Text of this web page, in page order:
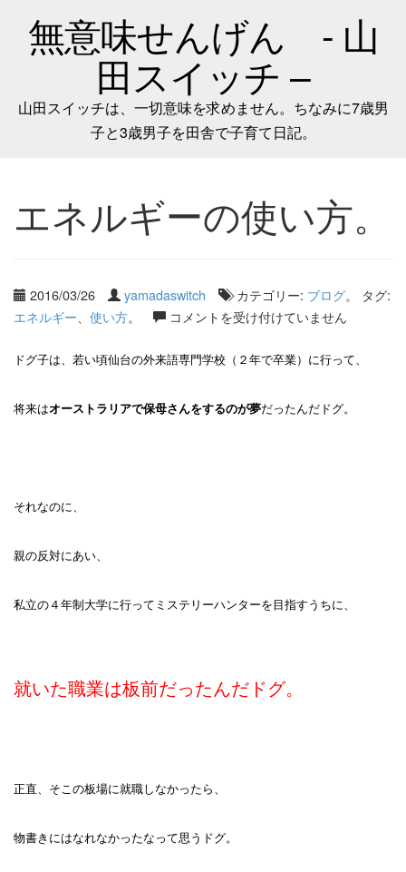
無意味せんげん - 山
田スイッチ –
山田スイッチは、一切意味を求めません。ちなみに7歳男
子と3歳男子を田舎で子育て日記。
エネルギーの使い方。
2016/03/26 yamadaswitch カテゴリー: ブログ。 タグ:
エネルギー
使い方。 コメントを受け付けていません
ドグ子は、若い頃仙台の外来語専門学校（２年で卒業）に行って、
将来はオーストラリアで保母さんをするのが夢だったんだドグ。
それなのに、
親の反対にあい、
私立の４年制大学に行ってミステリーハンターを目指すうちに、
就いた職業は板前だったんだドグ。
正直、そこの板場に就職しなかったら、
物書きにはなれなかったなって思うドグ。